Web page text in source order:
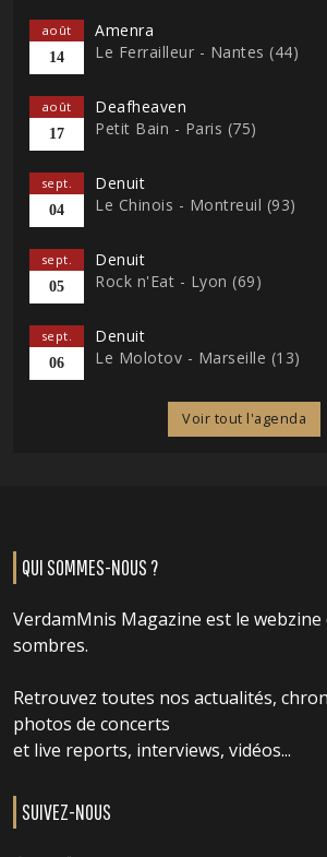
août
14
Amenra
Le Ferrailleur - Nantes (44)
août
17
Deafheaven
Petit Bain - Paris (75)
sept.
04
Denuit
Le Chinois - Montreuil (93)
sept.
05
Denuit
Rock n'Eat - Lyon (69)
sept.
06
Denuit
Le Molotov - Marseille (13)
Voir tout l'agenda
QUI SOMMES-NOUS ?
VerdamMnis Magazine est le webzine
sombres.
Retrouvez toutes nos actualités,
photos de concerts
et live reports, interviews, vidéos...
SUIVEZ-NOUS